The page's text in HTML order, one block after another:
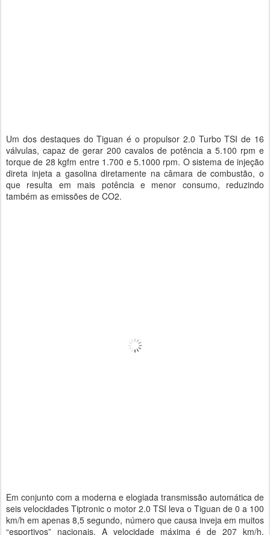
Um dos destaques do Tiguan é o propulsor 2.0 Turbo TSI de 16
válvulas, capaz de gerar 200 cavalos de potência a 5.100 rpm e
torque de 28 kgfm entre 1.700 e 5.1000 rpm. O sistema de injeção
direta injeta a gasolina diretamente na câmara de combustão, o
que resulta em mais potência e menor consumo, reduzindo
também as emissões de CO2.
Em conjunto com a moderna e elogiada transmissão automática de
seis velocidades Tiptronic o motor 2.0 TSI leva o Tiguan de 0 a 100
km/h em apenas 8,5 segundo, número que causa inveja em muitos
“esportivos” nacionais. A velocidade máxima é de 207 km/h,